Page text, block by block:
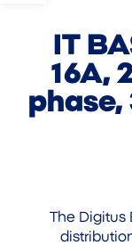
IT
16A,
phase,
The Digitus